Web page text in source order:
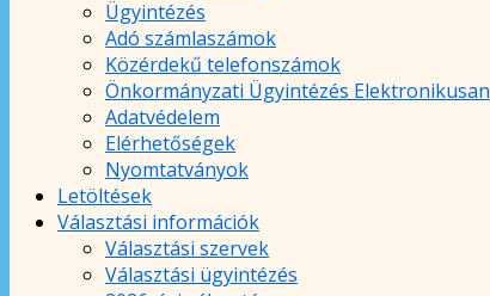
Ügyintézés
Adó számlaszámok
Közérdekű telefonszámok
Önkormányzati Ügyintézés Elektronikusan
Adatvédelem
Elérhetőségek
Nyomtatványok
Letöltések
Választási információk
Választási szervek
Választási ügyintézés